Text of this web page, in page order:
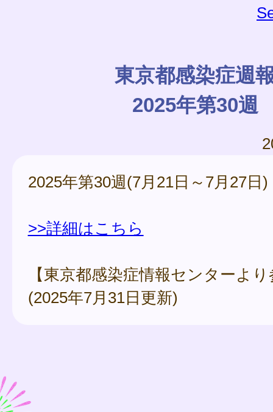
東京都感染症週
2025年第30週
2025年第30週(7月21日～7月27日)
>>詳細はこちら
【東京都感染症情報センターよ
(2025年7月31日更新)